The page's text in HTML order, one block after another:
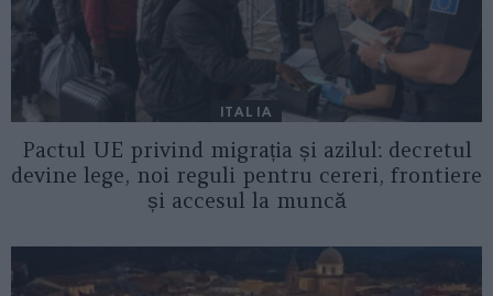
ITALIA
Pactul UE privind migrația și azilul: decretul
devine lege, noi reguli pentru cereri, frontiere
și accesul la muncă